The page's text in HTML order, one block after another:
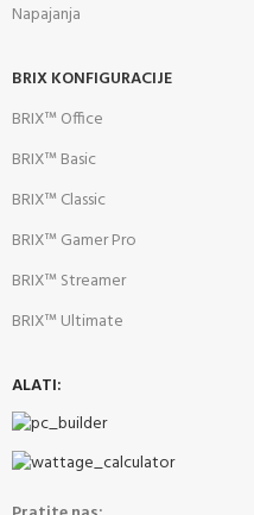
Napajanja
BRIX KONFIGURACIJE
BRIX™ Office
BRIX™ Basic
BRIX™ Classic
BRIX™ Gamer Pro
BRIX™ Streamer
BRIX™ Ultimate
ALATI: